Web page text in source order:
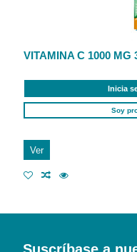
VITAMINA C 1000 MG
Inicia
Soy
Ver